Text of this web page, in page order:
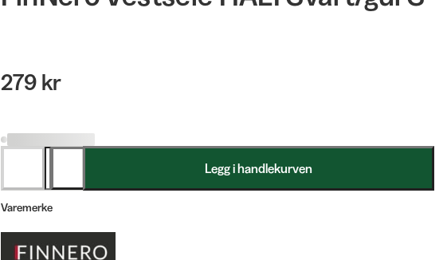
279 kr
Legg i handlekurven
Varemerke